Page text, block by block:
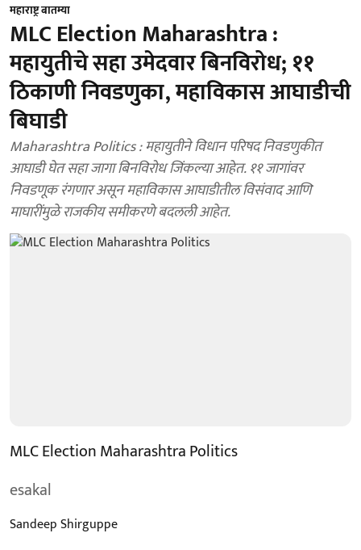
महाराष्ट्र बातम्या
MLC Election Maharashtra :
महायुतीचे सहा उमेदवार बिनविरोध; ११
ठिकाणी निवडणुका, महाविकास आघाडीची
बिघाडी
Maharashtra Politics : महायुतीने विधान परिषद निवडणुकीत
आघाडी घेत सहा जागा बिनविरोध जिंकल्या आहेत. ११ जागांवर
निवडणूक रंगणार असून महाविकास आघाडीतील विसंवाद आणि
माघारींमुळे राजकीय समीकरणे बदलली आहेत.
MLC Election Maharashtra Politics
esakal
Sandeep Shirguppe